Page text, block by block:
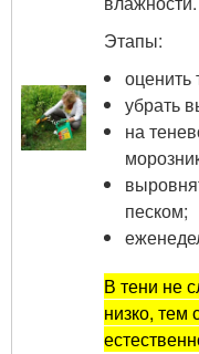
Этапы:
оценить
убрать
на
песком;
В тени не
низко, тем